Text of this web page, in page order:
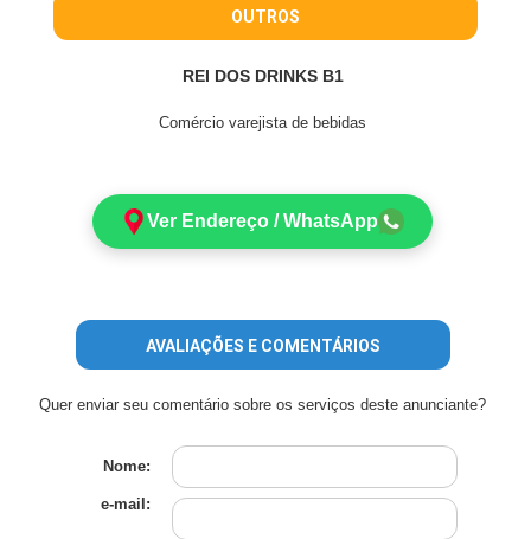
OUTROS
REI DOS DRINKS B1
Comércio varejista de bebidas
Ver Endereço / WhatsApp
AVALIAÇÕES E COMENTÁRIOS
Quer enviar seu comentário sobre os serviços deste anunciante?
Nome:
e-mail: